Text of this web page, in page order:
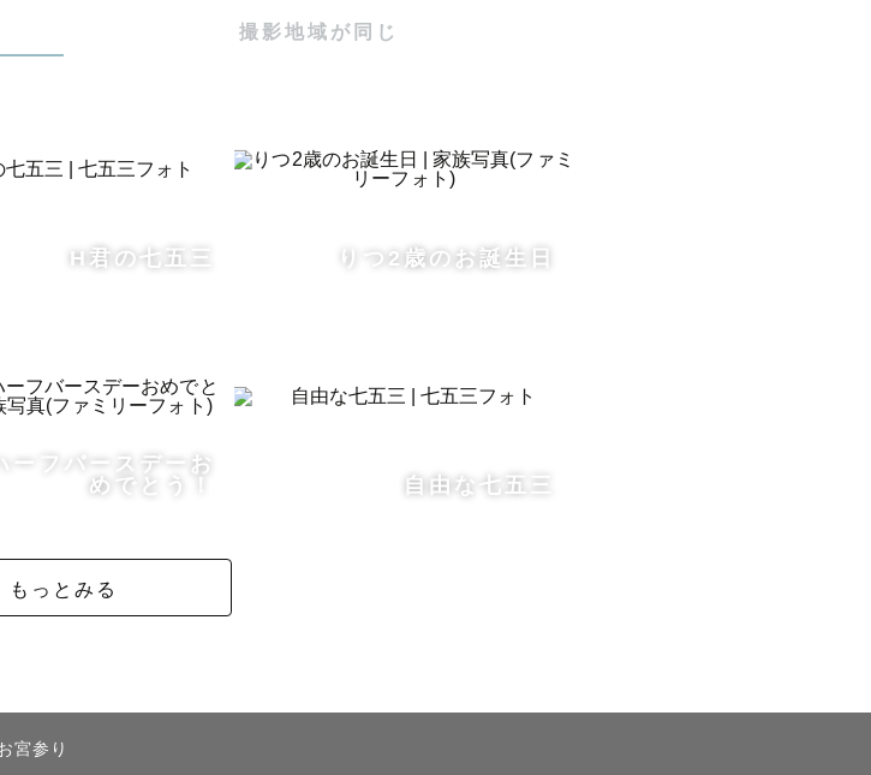
撮影地域が同じ
H君の七五三 りつ2歳のお誕生日
ーフバースデーお
めでとう！
自由な七五三
もっとみる
宮参り